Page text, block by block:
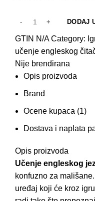
DODAJ
GTIN N/A Category:
učenje engleskog
Nije brendirana
Opis proizvoda
Brand
Ocene kupaca (1)
Dostava i naplata
Opis proizvoda
Učenje engleskog
konfuzno za
uređaj koji će kroz